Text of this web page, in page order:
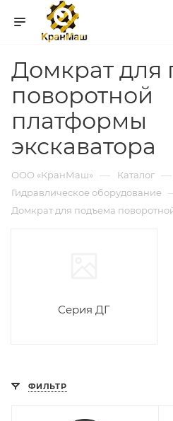
Домкрат для
поворотной
платформы
экскаватора
ООО «КранМаш» — Каталог —
Гидравлическое оборудование
Домкрат для подъема
Серия ДГ
ФИЛЬТР